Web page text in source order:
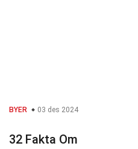
BYER 03 des 2024
32 Fakta Om